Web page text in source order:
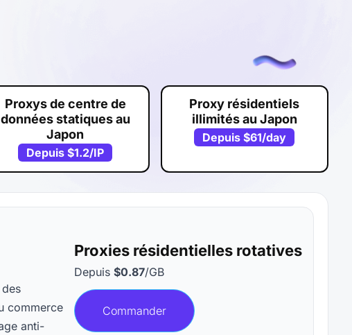
Proxys de centre de
données statiques au
Japon
Depuis$1.2/IP
Proxy résidentiels
illimités au Japon
Depuis$61/day
commerce
anti-
Proxies résidentielles rotatives
Depuis $0.87/GB
Commander